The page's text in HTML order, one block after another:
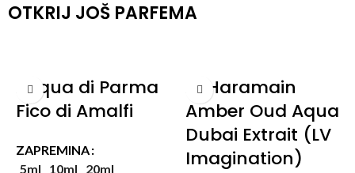
OTKRIJ JOŠ PARFEMA
Acqua di Parma
Fico di Amalfi
ZAPREMINA
5ml
10ml 20ml
Al Haramain
Amber Oud Aqua
Dubai Extrait (LV
Imagination)